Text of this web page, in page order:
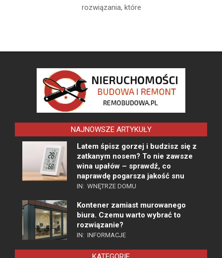
rozwiązania, które
NAJNOWSZE ARTYKUŁY
Latem śpisz gorzej i budzisz się z
zatkanym nosem? To nie zawsze
wina upałów – sprawdź, co
naprawdę pogarsza jakość snu
IN: WNĘTRZE DOMU
Kontener zamiast murowanego
biura. Czemu warto wybrać to
rozwiązanie?
IN: INFORMACJE